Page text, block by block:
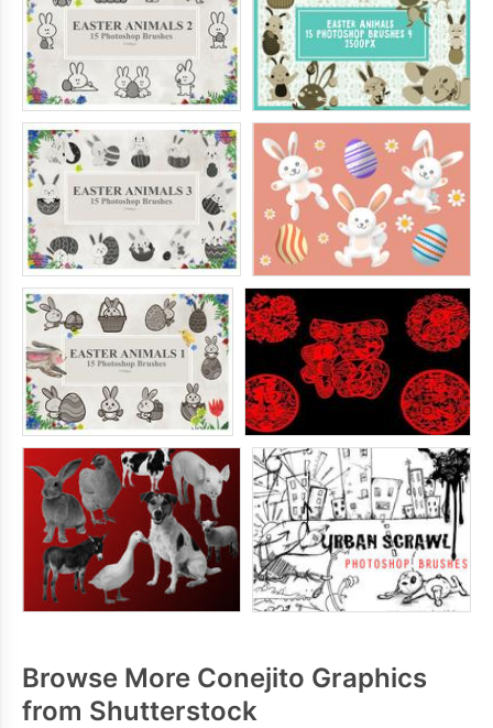
Browse More Conejito Graphics
from Shutterstock